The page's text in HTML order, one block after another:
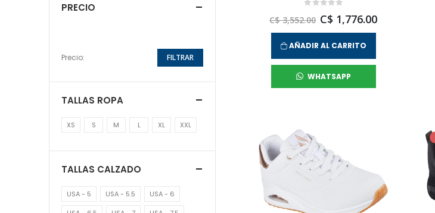
C$ 3,552.00 C$ 1,776.00
AÑADIR AL CARRITO
WHATSAPP
PRECIO
Precio: FILTRAR
TALLAS ROPA
XS S M L XL XXL
TALLAS CALZADO
USA - 5 USA - 5.5
USA - 6